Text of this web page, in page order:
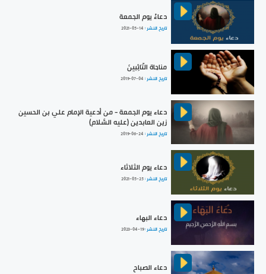
دعاءُ يوم الجمعة
تاريخ النشر : 2021-05-14
مناجاة التّائِبينَ
تاريخ النشر : 2019-07-04
دعاء يوم الجمعة - من أدعية الإمام علي بن الحسين
زين العابدين (عليه السَّلام)
تاريخ النشر : 2019-06-24
دعاء يوم الثلاثاء
تاريخ النشر :2021-05-25
دعاء البهاء
تاريخ النشر :2023-04-19
دعاء الصباح